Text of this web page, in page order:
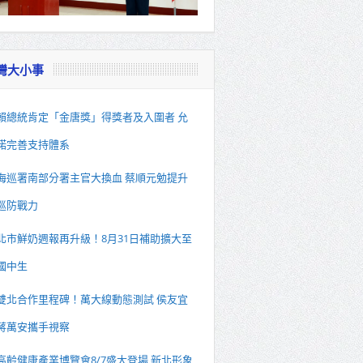
大小事
總統肯定「金唐獎」得獎者及入圍者 允
完善支持體系
巡署南部分署主官大換血 蔡順元勉提升
防戰力
市鮮奶週報再升級！8月31日補助擴大至
中生
北合作里程碑！萬大線動態測試 侯友宜
萬安攜手視察
齡健康產業博覽會8/7盛大登場 新北形象